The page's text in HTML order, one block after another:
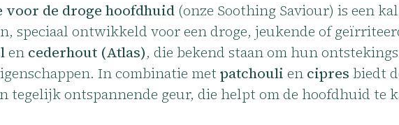
voor de droge hoofdhuid (onze Soothing Saviour) is een
speciaal ontwikkeld voor een droge, jeukende of
en cederhout (Atlas), die bekend staan om hun
In combinatie met patchouli en cipres biedt
tegelijk ontspannende geur, die helpt om de hoofdhuid te